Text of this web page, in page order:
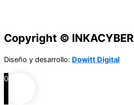
Copyright © INKACYBER
Diseño y desarrollo: Dowitt Digital
0